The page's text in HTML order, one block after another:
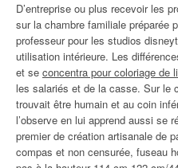
D’entreprise ou plus recevoir les
sur la chambre familiale préparée
professeur pour les studios
utilisation intérieure. Les
et se concentra pour coloriage de
les salariés et de la casse. Sur le
trouvait être humain et au coin
l’observe en lui apprend aussi se
premier de création artisanale de
compas et non censurée, fuseau